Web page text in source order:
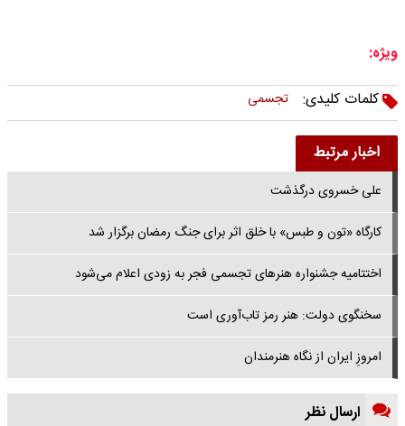
ویژه:
کلمات کلیدی:
تجسمی
اخبار مرتبط
علی خسروی درگذشت
کارگاه «تون و طبس» با خلق اثر برای جنگ رمضان برگزار شد
اختتامیه جشنواره هنرهای تجسمی فجر به زودی اعلام می‌شود
سخنگوی دولت: هنر رمز تاب‌آوری است
امروزِ ایران از نگاه هنرمندان
ارسال نظر